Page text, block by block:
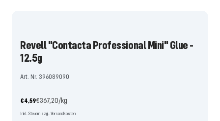
Revell "Contacta Professional Mini" Glue -
12.5g
Art. Nr. 396089090
Angebotspreis
€4,59€367,20/kg
Inkl. Steuern zzgl. Versandkosten